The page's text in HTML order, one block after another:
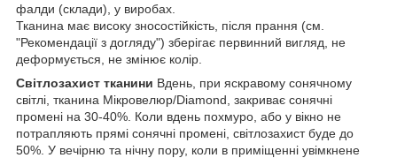
фалди (склади), у виробах.
Тканина має високу зносостійкість, після прання (см.
"Рекомендації з догляду") зберігає первинний вигляд, не
деформується, не змінює колір.
Світлозахист тканини Вдень, при яскравому сонячному
світлі, тканина Мікровелюр/Diamond, закриває сонячні
промені на 30-40%. Коли вдень похмуро, або у вікно не
потрапляють прямі сонячні промені, світлозахист буде до
50%. У вечірню та нічну пору, коли в приміщенні увімкнене